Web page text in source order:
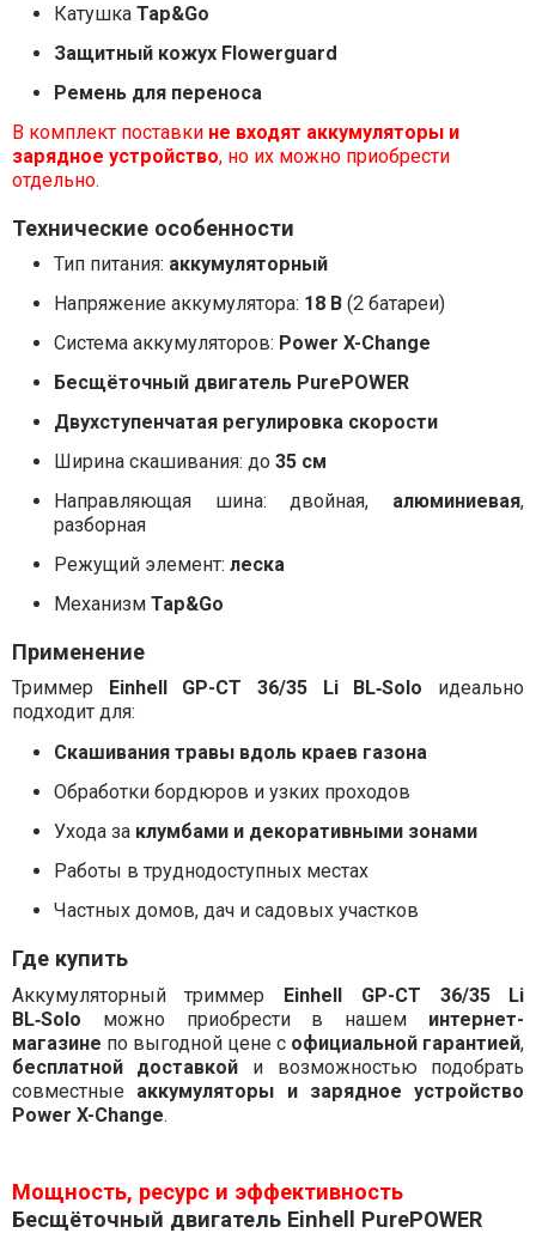
Катушка Tap&Go
Защитный кожух Flowerguard
Ремень для переноса
В комплект поставки не входят аккумуляторы и
зарядное устройство, но их можно приобрести
отдельно.
Технические особенности
Тип питания: аккумуляторный
Напряжение аккумулятора: 18 В(2 батареи)
Система аккумуляторов: Power X-Change
Бесщёточный двигатель PurePOWER
Двухступенчатая регулировка скорости
Ширина скашивания: до 35 см
Направляющая шина: двойная, алюминиевая,
разборная
Режущий элемент: леска
Механизм Tap&Go
Применение
Триммер Einhell GP-CT 36/35 Li BL‑Solo идеально
подходит для:
Скашивания травы вдоль краев газона
Обработки бордюров и узких проходов
Ухода за клумбами и декоративными зонами
Работы в труднодоступных местах
Частных домов, дач и садовых участков
Где купить
Аккумуляторный триммер Einhell GP-CT 36/35 Li
BL‑Solo можно приобрести в нашем интернет-
магазине по выгодной цене с официальной гарантией,
бесплатной доставкой и возможностью подобрать
совместные аккумуляторы и зарядное устройство
Power X-Change.
Мощность, ресурс и эффективность
Бесщёточный двигатель Einhell PurePOWER